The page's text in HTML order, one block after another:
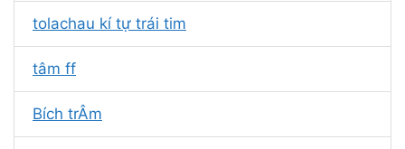
tolachau kí tự trái tim
tâm ff
Bích trÂm